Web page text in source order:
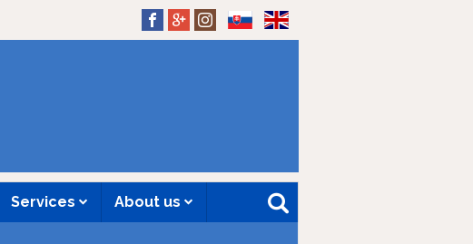
Services About us